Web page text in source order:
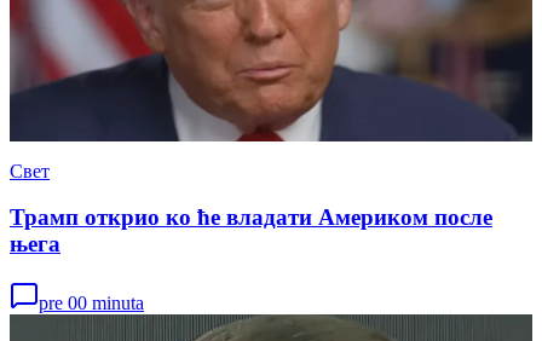
Свет
Трамп открио ко ће владати Америком после
њега
pre 00 minuta